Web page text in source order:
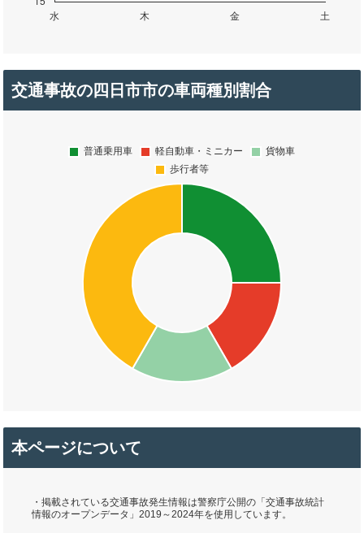
交通事故の四日市市の車両種別割合
本ページについて
・掲載されている交通事故発生情報は警察庁公開の「交通事故統計
情報のオープンデータ」2019～2024年を使用しています。